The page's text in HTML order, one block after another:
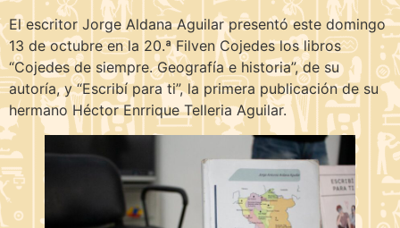
El escritor Jorge Aldana Aguilar presentó este domingo
13 de octubre en la 20.ª Filven Cojedes los libros
“Cojedes de siempre. Geografía e historia”, de su
autoría, y “Escribí para ti”, la primera publicación de su
hermano Héctor Enrrique Telleria Aguilar.